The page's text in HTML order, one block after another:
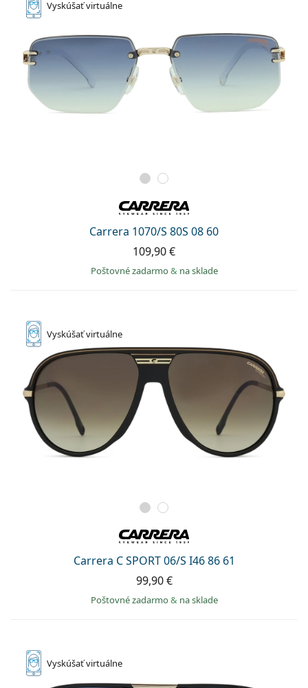
Vyskúšaťvirtuálne
Carrera 1070/S 80S 08 60
109,90 €
Poštovné zadarmo& na sklade
Vyskúšaťvirtuálne
Carrera C SPORT 06/S I46 86 61
99,90 €
Poštovné zadarmo& na sklade
Vyskúšaťvirtuálne